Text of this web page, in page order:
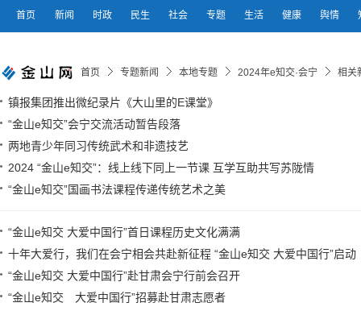
首页 新闻 时政 民生 社会 专题 生活 健康 舆情
首页 专题新闻 本地专题 2024年e知交·会宁 相关
镇报集团推出微纪录片《大山里的E课堂》
“金山e知交”会宁交流活动暂告段落
两地青少年同习传统武术和非遗技艺
2024 “金山e知交”：线上线下同上一节课 互学互助共写苏陇情
“金山e知交”国画书法课程传递传统艺术之美
“金山e知交 大爱中国行”首日课程历史文化满满
十年大爱行，我们在会宁相会共赴新征程 “金山e知交 大爱中国行”启动
“金山e知交 大爱中国行”赴甘肃会宁行前会召开
“金山e知交 大爱中国行”招募赴甘肃志愿者